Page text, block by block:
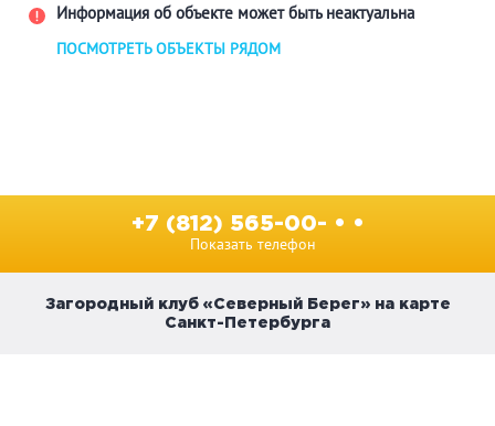
Информация об объекте может быть неактуальна
ПОСМОТРЕТЬ ОБЪЕКТЫ РЯДОМ
+7 (812) 565-00- • •
Показать телефон
Загородный клуб «Северный Берег» на карте
Санкт-Петербурга